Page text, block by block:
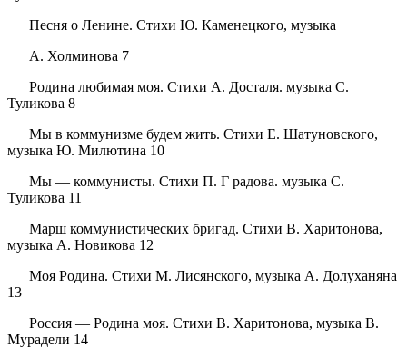
Песня о Ленине. Стихи Ю. Каменецкого, музыка
А. Холминова 7
Родина любимая моя. Стихи А. Досталя. музыка С.
Туликова 8
Мы в коммунизме будем жить. Стихи Е. Шатуновского,
музыка Ю. Милютина 10
Мы — коммунисты. Стихи П. Г радова. музыка С.
Туликова 11
Марш коммунистических бригад. Стихи В. Харитонова,
музыка А. Новикова 12
Моя Родина. Стихи М. Лисянского, музыка А. Долуханяна
13
Россия — Родина моя. Стихи В. Харитонова, музыка В.
Мурадели 14